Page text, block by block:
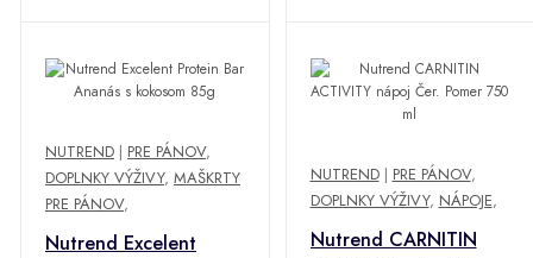
NUTREND | PRE PÁNOV,
DOPLNKY VÝŽIVY, MAŠKRTY
PRE PÁNOV,
Nutrend Excelent
NUTREND| PRE PÁNOV,
DOPLNKY VÝŽIVY, NÁPOJE,
Nutrend CARNITIN